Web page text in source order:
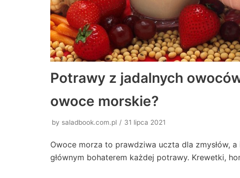
Potrawy z jadalnych
owoce morskie?
by saladbook.com.pl 31 lipca 2021
Owoce morza to prawdziwa uczta dla zmysłów,
głównym bohaterem każdej potrawy. Krewetki,